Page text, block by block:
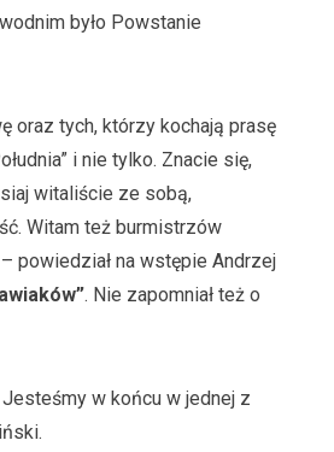
było Powstanie
oraz tych, którzy kochają prasę
i nie tylko. Znacie się,
witaliście ze sobą,
Witam też burmistrzów
powiedział na wstępie Andrzej
. Nie zapomniał też o
w końcu w jednej z